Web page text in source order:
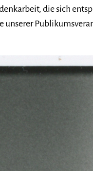
die sich